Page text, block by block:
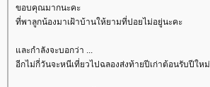
ขอบคุณมากนะคะ
ที่พาลูกน้องมาเฝ้าบ้านให้ยามที่ปอยไม่อยู่นะคะ
ละกำลังจะบอกว่า ...
อีกไม่กี่วันจะหนีเที่ยวไปฉลองส่งท้ายปีเก่าต้อนรับปีให